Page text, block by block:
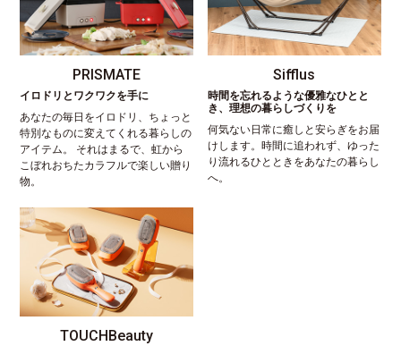
PRISMATE
イロドリとワクワクを手に
あなたの毎日をイロドリ、ちょっと
特別なものに変えてくれる暮らしの
アイテム。 それはまるで、虹から
こぼれおちたカラフルで楽しい贈り
物。
Sifflus
時間を忘れるような優雅なひとと
き、理想の暮らしづくりを
何気ない日常に癒しと安らぎをお届
けします。時間に追われず、ゆった
り流れるひとときをあなたの暮らし
へ。
TOUCHBeauty